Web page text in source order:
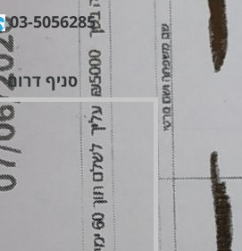
03-5056285
סניף דרום